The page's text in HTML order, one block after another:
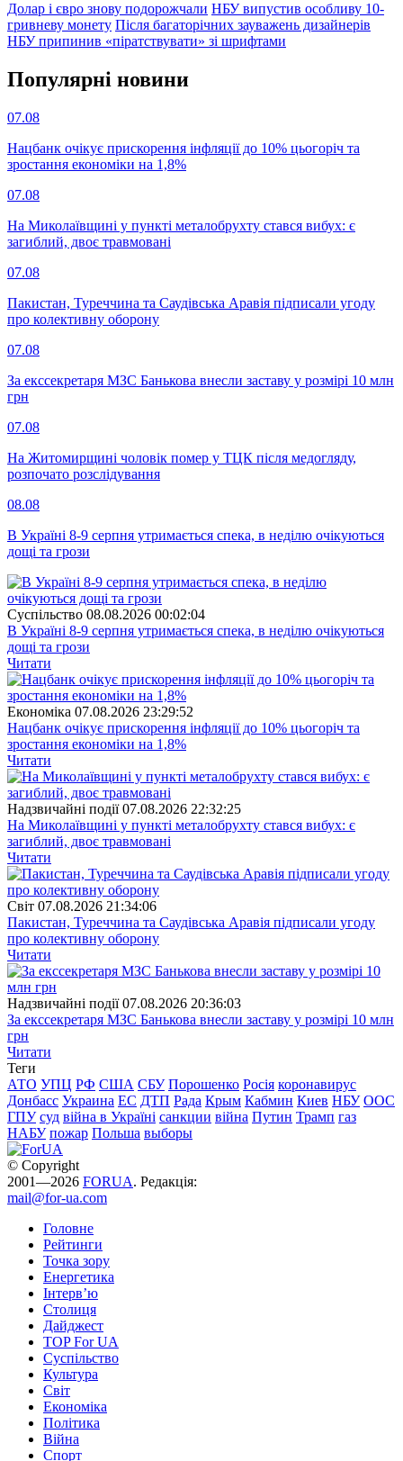
Долар і євро знову подорожчали НБУ випустив особливу 10-
гривневу монету Після багаторічних зауважень дизайнерів
НБУ припинив «піратствувати» зі шрифтами
Популярнi новини
07.08
Нацбанк очікує прискорення інфляції до 10% цьогоріч та
зростання економіки на 1,8%
07.08
На Миколаївщині у пункті металобрухту стався вибух: є
загиблий, двоє травмовані
07.08
Пакистан, Туреччина та Саудівська Аравія підписали угоду
про колективну оборону
07.08
За екссекретаря МЗС Банькова внесли заставу у розмірі 10 млн
грн
07.08
На Житомирщині чоловік помер у ТЦК після медогляду,
розпочато розслідування
08.08
В Україні 8-9 серпня утримається спека, в неділю очікуються
дощі та грози
Суспiльство 08.08.2026 00:02:04
В Україні 8-9 серпня утримається спека, в неділю очікуються
дощі та грози
Читати
Економіка 07.08.2026 23:29:52
Нацбанк очікує прискорення інфляції до 10% цьогоріч та
зростання економіки на 1,8%
Читати
Надзвичайні події 07.08.2026 22:32:25
На Миколаївщині у пункті металобрухту стався вибух: є
загиблий, двоє травмовані
Читати
Свiт 07.08.2026 21:34:06
Пакистан, Туреччина та Саудівська Аравія підписали угоду
про колективну оборону
Читати
Надзвичайні події 07.08.2026 20:36:03
За екссекретаря МЗС Банькова внесли заставу у розмірі 10 млн
грн
Читати
Теги
АТО УПЦ РФ США СБУ Порошенко Росія коронавирус
Донбасс Украина ЕС ДТП Рада Крым Кабмин Киев НБУ ООС
ГПУ суд війна в Україні санкции війна Путин Трамп газ
НАБУ пожар Польша выборы
© Copyright
2001—2026 FORUA. Редакція:
mail@for-ua.com
Головне
Рейтинги
Точка зору
Енергетика
Інтерв’ю
Столиця
Дайджест
TOP For UA
Суспiльство
Культура
Світ
Економіка
Політика
Війна
Спорт